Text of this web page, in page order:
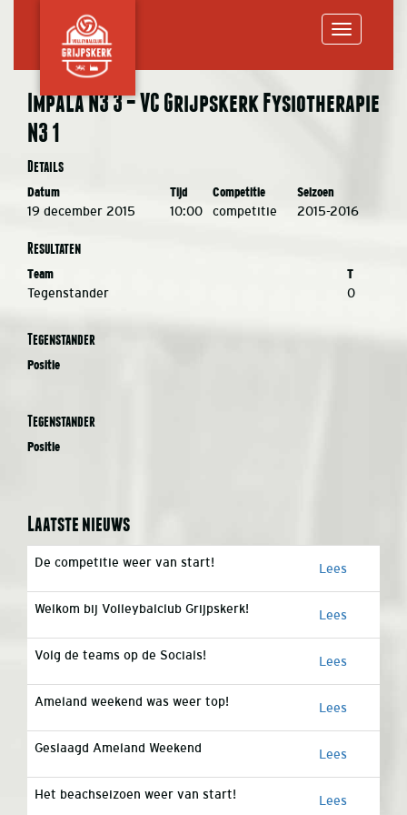
Impala N3 3 – VC Grijpskerk Fysiotherapie
N3 1
Details
Datum Tijd Competitie Seizoen
19 december 2015 10:00 competitie 2015-2016
Resultaten
Team T
Tegenstander 0
Tegenstander
Positie
Tegenstander
Positie
Laatste nieuws
De competitie weer van start! Lees
Welkom bij Volleybalclub Grijpskerk! Lees
Volg de teams op de Socials! Lees
Ameland weekend was weer top! Lees
Geslaagd Ameland Weekend Lees
Het beachseizoen weer van start! Lees